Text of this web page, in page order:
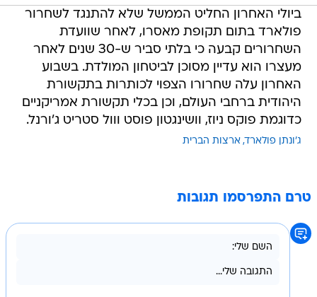
ביולי האחרון החליט הממשל שלא להתנגד לשחרור
פולארד בתום תקופת מאסרו, לאחר שוועדת
השחרורים קבעה כי בלתי סביר ש-30 שנים לאחר
מעצרו הוא עדיין מסוכן לביטחון המולדת. בשבוע
האחרון עלה שחרורו הצפוי לכותרות בתקשורת
היהודית ברחבי העולם, וכן בכלי תקשורת אמריקניים
כדוגמת פוקס ניוז, וושינגטון פוסט ווול סטריט ג'ורנל.
ג'ונתן פולארד ארצות הברית
טרם התפרסמו תגובות